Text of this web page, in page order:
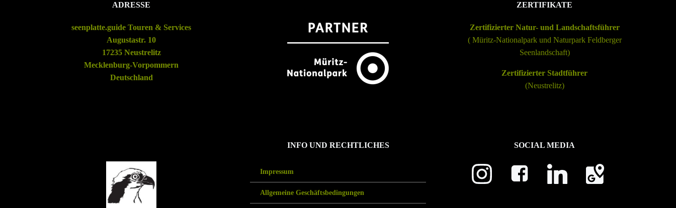
ADRESSE
seenplatte.guide Touren & Services
Augustastr. 10
17235 Neustrelitz
Mecklenburg-Vorpommern
Deutschland
ZERTIFIKATE
Zertifizierter Natur- und Landschaftsführer
( Müritz-Nationalparkund Naturpark Feldberger
Seenlandschaft)
Zertifizierter Stadtführer
(Neustrelitz)
INFO UND RECHTLICHES
Impressum
Allgemeine Geschäftsbedingungen
SOCIAL MEDIA